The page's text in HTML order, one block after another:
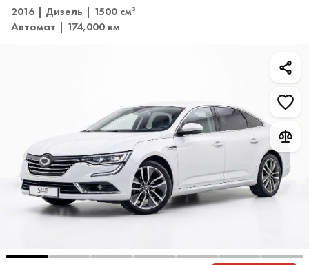
2016 | Дизель | 1500 см3
Автомат | 174,000 км